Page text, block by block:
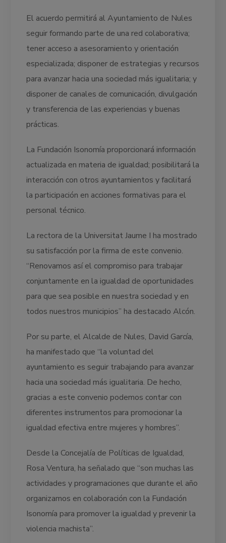
El acuerdo permitirá al Ayuntamiento de Nules
seguir formando parte de una red colaborativa;
tener acceso a asesoramiento y orientación
especializada; disponer de estrategias y recursos
para avanzar hacia una sociedad más igualitaria; y
disponer de canales de comunicación, divulgación
y transferencia de las experiencias y buenas
prácticas.
La Fundación Isonomía proporcionará información
actualizada en materia de igualdad; posibilitará la
interacción con otros ayuntamientos y facilitará
la participación en acciones formativas para el
personal técnico.
La rectora de la Universitat Jaume I ha mostrado
su satisfacción por la firma de este convenio.
“Renovamos así el compromiso para trabajar
conjuntamente en la igualdad de oportunidades
para que sea posible en nuestra sociedad y en
todos nuestros municipios” ha destacado Alcón.
Por su parte, el Alcalde de Nules, David García,
ha manifestado que “la voluntad del
ayuntamiento es seguir trabajando para avanzar
hacia una sociedad más igualitaria. De hecho,
gracias a este convenio podemos contar con
diferentes instrumentos para promocionar la
igualdad efectiva entre mujeres y hombres”.
Desde la Concejalía de Políticas de Igualdad,
Rosa Ventura, ha señalado que “son muchas las
actividades y programaciones que durante el año
organizamos en colaboración con la Fundación
Isonomía para promover la igualdad y prevenir la
violencia machista”.